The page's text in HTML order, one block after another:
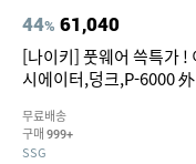
44% 61,040
[나이키] 풋웨어 쓱특가 !
시에이터,덩크,P-6000
무료배송
구매 999+
SSG